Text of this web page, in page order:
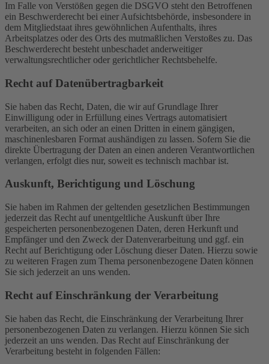
Im Falle von Verstößen gegen die DSGVO steht den Betroffenen
ein Beschwerderecht bei einer Aufsichtsbehörde, insbesondere in
dem Mitgliedstaat ihres gewöhnlichen Aufenthalts, ihres
Arbeitsplatzes oder des Orts des mutmaßlichen Verstoßes zu. Das
Beschwerderecht besteht unbeschadet anderweitiger
verwaltungsrechtlicher oder gerichtlicher Rechtsbehelfe.
Recht auf Daten­übertrag­barkeit
Sie haben das Recht, Daten, die wir auf Grundlage Ihrer
Einwilligung oder in Erfüllung eines Vertrags automatisiert
verarbeiten, an sich oder an einen Dritten in einem gängigen,
maschinenlesbaren Format aushändigen zu lassen. Sofern Sie die
direkte Übertragung der Daten an einen anderen Verantwortlichen
verlangen, erfolgt dies nur, soweit es technisch machbar ist.
Auskunft, Berichtigung und Löschung
Sie haben im Rahmen der geltenden gesetzlichen Bestimmungen
jederzeit das Recht auf unentgeltliche Auskunft über Ihre
gespeicherten personenbezogenen Daten, deren Herkunft und
Empfänger und den Zweck der Datenverarbeitung und ggf. ein
Recht auf Berichtigung oder Löschung dieser Daten. Hierzu sowie
zu weiteren Fragen zum Thema personenbezogene Daten können
Sie sich jederzeit an uns wenden.
Recht auf Einschränkung der Verarbeitung
Sie haben das Recht, die Einschränkung der Verarbeitung Ihrer
personenbezogenen Daten zu verlangen. Hierzu können Sie sich
jederzeit an uns wenden. Das Recht auf Einschränkung der
Verarbeitung besteht in folgenden Fällen: